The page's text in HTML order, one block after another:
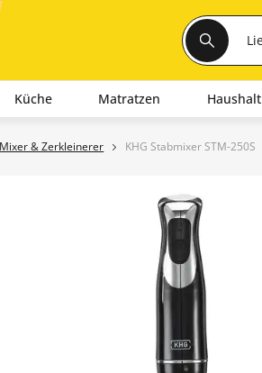
Küche Matratzen Haushalt
Mixer & Zerkleinerer KHG Stabmixer STM-250S